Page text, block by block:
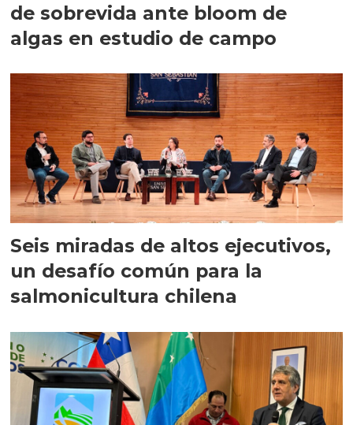
de sobrevida ante bloom de
algas en estudio de campo
Seis miradas de altos ejecutivos,
un desafío común para la
salmonicultura chilena